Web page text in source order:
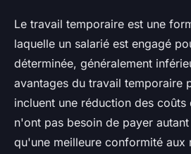
Le travail temporaire est une
laquelle un salarié est engagé
déterminée, généralement
avantages du travail temporaire
incluent une réduction des
n'ont pas besoin de payer
qu'une meilleure conformité aux